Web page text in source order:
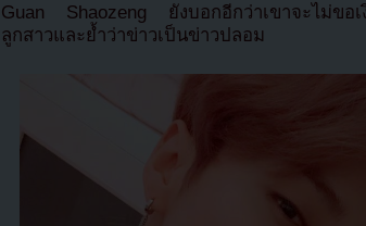
Guan Shaozeng ยังบอกอีกว่าเขาจะไม่ขอเ
ลูกสาวและย้ำว่าข่าวเป็นข่าวปลอม